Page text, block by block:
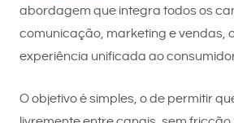
abordagem que integra todos os
comunicação, marketing e vendas,
experiência unificada ao
O objetivo é simples, o de permitir